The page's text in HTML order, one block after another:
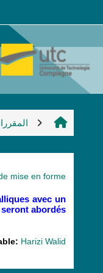
mise en forme
avec un
abordés.
Harizi Walid